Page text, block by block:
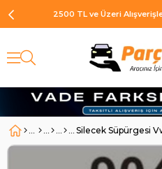
2500 TL ve Üzeri
Silecek Süpürgesi